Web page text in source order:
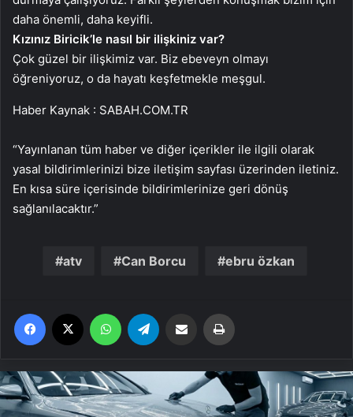
daha önemli, daha keyifli.
Kızınız Biricik’le nasıl bir ilişkiniz var?
Çok güzel bir ilişkimiz var. Biz ebeveyn olmayı
öğreniyoruz, o da hayatı keşfetmekle meşgul.
Haber Kaynak : SABAH.COM.TR
“Yayınlanan tüm haber ve diğer içerikler ile ilgili olarak
yasal bildirimlerinizi bize iletişim sayfası üzerinden iletiniz.
En kısa süre içerisinde bildirimlerinize geri dönüş
sağlanılacaktır.”
atv Can Borcu ebru özkan
Facebook WhatsApp Email'den paylaş